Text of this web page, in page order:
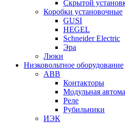
Скрытой
Коробки установочные
GUSI
HEGEL
Schneider Electric
Эра
Люки
Низковольтное оборудование
ABB
Контакторы
Модульная
Реле
Рубильники
ИЭК